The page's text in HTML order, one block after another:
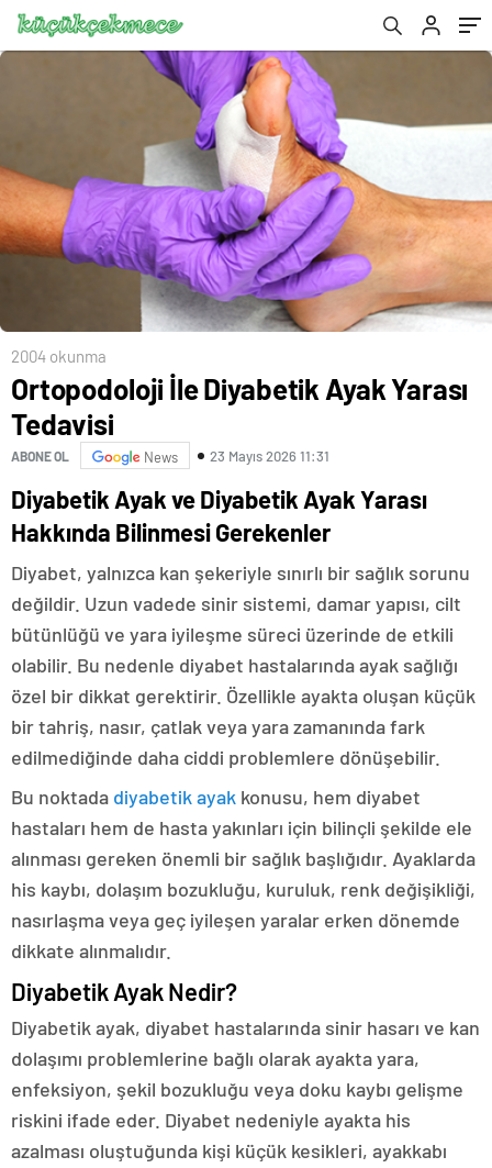
2004 okunma
Ortopodoloji İle Diyabetik Ayak Yarası
Tedavisi
ABONE OL News 23 Mayıs 2026 11:31
Diyabetik Ayak ve Diyabetik Ayak Yarası
Hakkında Bilinmesi Gerekenler
Diyabet, yalnızca kan şekeriyle sınırlı bir sağlık sorunu
değildir. Uzun vadede sinir sistemi, damar yapısı, cilt
bütünlüğü ve yara iyileşme süreci üzerinde de etkili
olabilir. Bu nedenle diyabet hastalarında ayak sağlığı
özel bir dikkat gerektirir. Özellikle ayakta oluşan küçük
bir tahriş, nasır, çatlak veya yara zamanında fark
edilmediğinde daha ciddi problemlere dönüşebilir.
Bu noktada diyabetik ayak konusu, hem diyabet
hastaları hem de hasta yakınları için bilinçli şekilde ele
alınması gereken önemli bir sağlık başlığıdır. Ayaklarda
his kaybı, dolaşım bozukluğu, kuruluk, renk değişikliği,
nasırlaşma veya geç iyileşen yaralar erken dönemde
dikkate alınmalıdır.
Diyabetik Ayak Nedir?
Diyabetik ayak, diyabet hastalarında sinir hasarı ve kan
dolaşımı problemlerine bağlı olarak ayakta yara,
enfeksiyon, şekil bozukluğu veya doku kaybı gelişme
riskini ifade eder. Diyabet nedeniyle ayakta his
azalması oluştuğunda kişi küçük kesikleri, ayakkabı